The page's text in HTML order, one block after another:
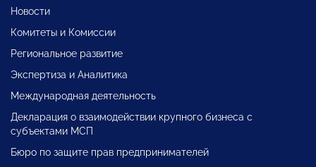
Новости
Комитеты и Комиссии
Региональное развитие
Экспертиза и Аналитика
Международная деятельность
Декларация о взаимодействии крупного бизнеса с
субъектами МСП
Бюро по защите прав предпринимателей